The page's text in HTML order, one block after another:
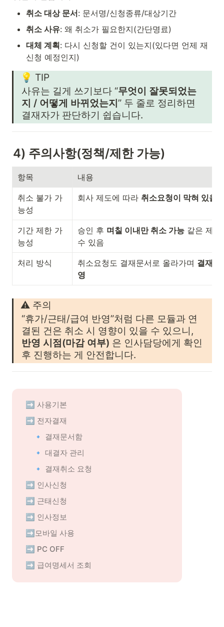
취소 대상 문서: 문서명/신청종류/대상기간
취소 사유: 왜 취소가 필요한지(간단명료)
대체 계획: 다시 신청할 건이 있는지(있다면 언제 재
신청 예정인지)
💡 TIP
사유는 길게 쓰기보다 “무엇이 잘못되었는
지 / 어떻게 바뀌었는지” 두 줄로 정리하면
결재자가 판단하기 쉽습니다.
4) 주의사항(정책/제한 가능)
항목 내용
취소 불가 가
능성
회사 제도에 따라 취소요청이 막혀 있을
기간 제한 가
능성
승인 후 며칠 이내만 취소 가능 같은 제한
수 있음
처리 방식 취소요청도 결재문서로 올라가며 결재
영
⚠️ 주의
“휴가/근태/급여 반영”처럼 다른 모듈과 연
반영 시점(마감 여부) 은 인사담당에게 확인
후 진행하는 게 안전합니다.
➡️ 사용기본
➡️ 전자결재
🔹 결재문서함
🔹 대결자 관리
🔹 결재취소 요청
➡️ 인사신청
➡️ 근태신청
➡️ 인사정보
➡️모바일 사용
➡️ PC OFF
➡️ 급여명세서 조회